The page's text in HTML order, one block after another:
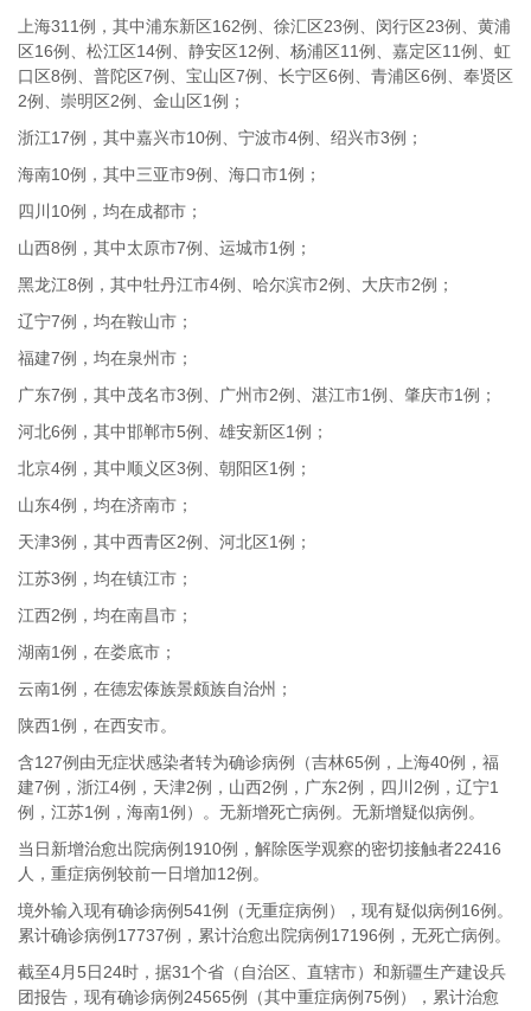
上海311例，其中浦东新区162例、徐汇区23例、闵行区23例、黄浦
区16例、松江区14例、静安区12例、杨浦区11例、嘉定区11例、虹
口区8例、普陀区7例、宝山区7例、长宁区6例、青浦区6例、奉贤区
2例、崇明区2例、金山区1例；
浙江17例，其中嘉兴市10例、宁波市4例、绍兴市3例；
海南10例，其中三亚市9例、海口市1例；
四川10例，均在成都市；
山西8例，其中太原市7例、运城市1例；
黑龙江8例，其中牡丹江市4例、哈尔滨市2例、大庆市2例；
辽宁7例，均在鞍山市；
福建7例，均在泉州市；
广东7例，其中茂名市3例、广州市2例、湛江市1例、肇庆市1例；
河北6例，其中邯郸市5例、雄安新区1例；
北京4例，其中顺义区3例、朝阳区1例；
山东4例，均在济南市；
天津3例，其中西青区2例、河北区1例；
江苏3例，均在镇江市；
江西2例，均在南昌市；
湖南1例，在娄底市；
云南1例，在德宏傣族景颇族自治州；
陕西1例，在西安市。
含127例由无症状感染者转为确诊病例（吉林65例，上海40例，福
建7例，浙江4例，天津2例，山西2例，广东2例，四川2例，辽宁1
例，江苏1例，海南1例）。无新增死亡病例。无新增疑似病例。
当日新增治愈出院病例1910例，解除医学观察的密切接触者22416
人，重症病例较前一日增加12例。
境外输入现有确诊病例541例（无重症病例），现有疑似病例16例。
累计确诊病例17737例，累计治愈出院病例17196例，无死亡病例。
截至4月5日24时，据31个省（自治区、直辖市）和新疆生产建设兵
团报告，现有确诊病例24565例（其中重症病例75例），累计治愈